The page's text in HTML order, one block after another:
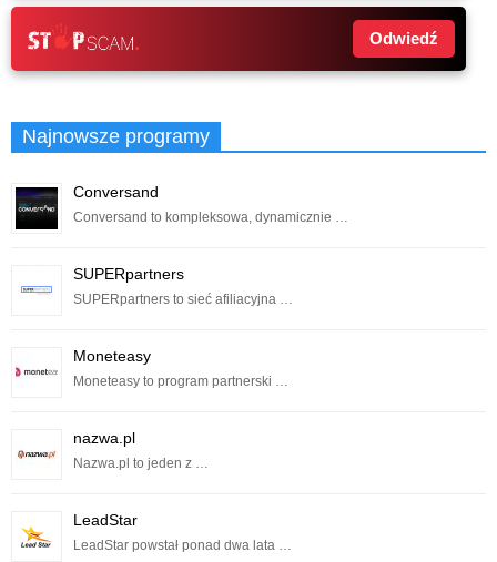
Odwiedź
Najnowsze programy
Conversand
Conversand to kompleksowa, dynamicznie …
SUPERpartners
SUPERpartners to sieć afiliacyjna …
Moneteasy
Moneteasy to program partnerski …
nazwa.pl
Nazwa.pl to jeden z …
LeadStar
LeadStar powstał ponad dwa lata …